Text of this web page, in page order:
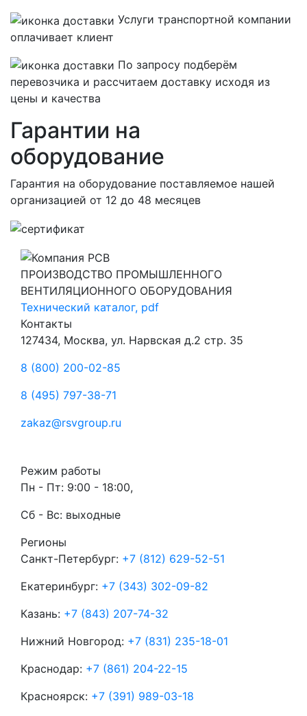
Услуги транспортной компании
оплачивает клиент
По запросу подберём
перевозчика и рассчитаем доставку исходя из
цены и качества
Гарантии на
оборудование
Гарантия на оборудование поставляемое нашей
организацией от 12 до 48 месяцев
ПРОИЗВОДСТВО ПРОМЫШЛЕННОГО
ВЕНТИЛЯЦИОННОГО ОБОРУДОВАНИЯ
Технический каталог, pdf
Контакты
127434, Москва, ул. Нарвская д.2 стр. 35
8 (800) 200-02-85
8 (495) 797-38-71
zakaz@rsvgroup.ru
Режим работы
Пн - Пт: 9:00 - 18:00,
Сб - Вс: выходные
Регионы
Санкт-Петербург: +7 (812) 629-52-51
Екатеринбург: +7 (343) 302-09-82
Казань: +7 (843) 207-74-32
Нижний Новгород: +7 (831) 235-18-01
Краснодар: +7 (861) 204-22-15
Красноярск: +7 (391) 989-03-18